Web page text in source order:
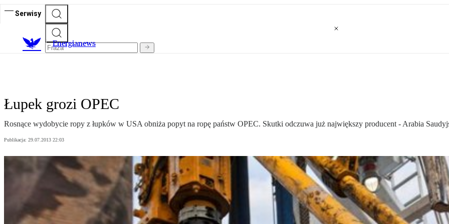
Serwisy
Energianews
Łupek grozi OPEC
Rosnące wydobycie ropy z łupków w USA obniża popyt na ropę państw OPEC. Skutki odczuwa już największy producent - Arabia
Publikacja: 29.07.2013 22:03